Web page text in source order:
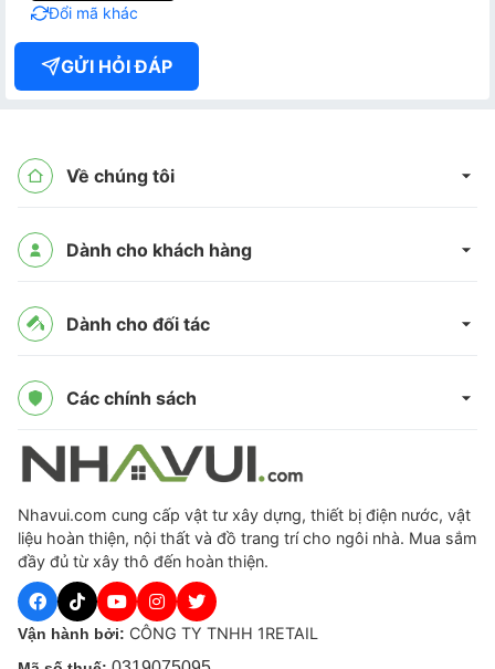
Đổi mã khác
GỬI HỎI ĐÁP
Về chúng tôi
Dành cho khách hàng
Dành cho đối tác
Các chính sách
Nhavui.com cung cấp vật tư xây dựng, thiết bị điện nước, vật
liệu hoàn thiện, nội thất và đồ trang trí cho ngôi nhà. Mua sắm
đầy đủ từ xây thô đến hoàn thiện.
Vận hành bởi: CÔNG TY TNHH 1RETAIL